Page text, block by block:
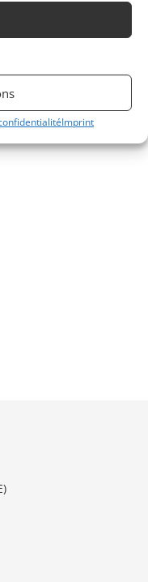
Imprint